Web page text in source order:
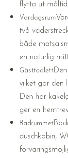
flytta ut
Vardagsrum
två
både
en naturlig
Gästtoalett
vilket gör den
Den har
ger en
Badrummet
duschkabin,